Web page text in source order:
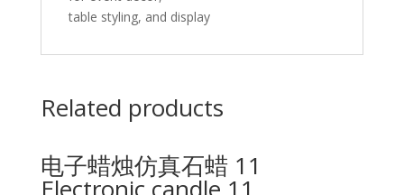
table styling, and display
Related products
电子蜡烛仿真石蜡 11